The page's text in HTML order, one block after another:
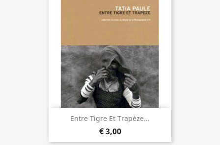
Entre Tigre Et Trapèze...
€ 3,00